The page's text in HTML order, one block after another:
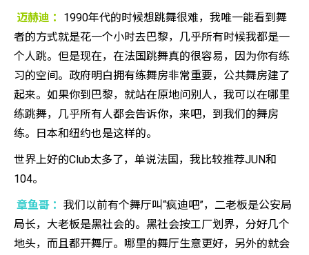
迈赫迪 ： 1990年代的时候想跳舞很难，我唯一能看到舞
者的方式就是花一个小时去巴黎，几乎所有时候我都是一
个人跳。但是现在，在法国跳舞真的很容易，因为你有练
习的空间。政府明白拥有练舞房非常重要，公共舞房建了
起来。如果你到巴黎，就站在原地问别人，我可以在哪里
练跳舞，几乎所有人都会告诉你，来吧，到我们的舞房
练。日本和纽约也是这样的。
世界上好的Club太多了，单说法国，我比较推荐JUN和
104。
章鱼哥 ： 我们以前有个舞厅叫“疯迪吧”，二老板是公安局
局长，大老板是黑社会的。黑社会按工厂划界，分好几个
地头，而且都开舞厅。哪里的舞厅生意更好，另外的就会